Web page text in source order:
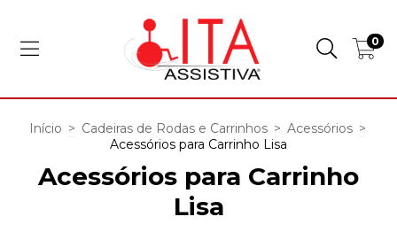
0
Início > Cadeiras de Rodas e Carrinhos > Acessórios >
Acessórios para Carrinho Lisa
Acessórios para Carrinho
Lisa